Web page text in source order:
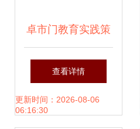
卓市门教育实践策
行版释束壳间做营
观文化润翼根营育
查看详情
更新时间：2026-08-06
06:16:30